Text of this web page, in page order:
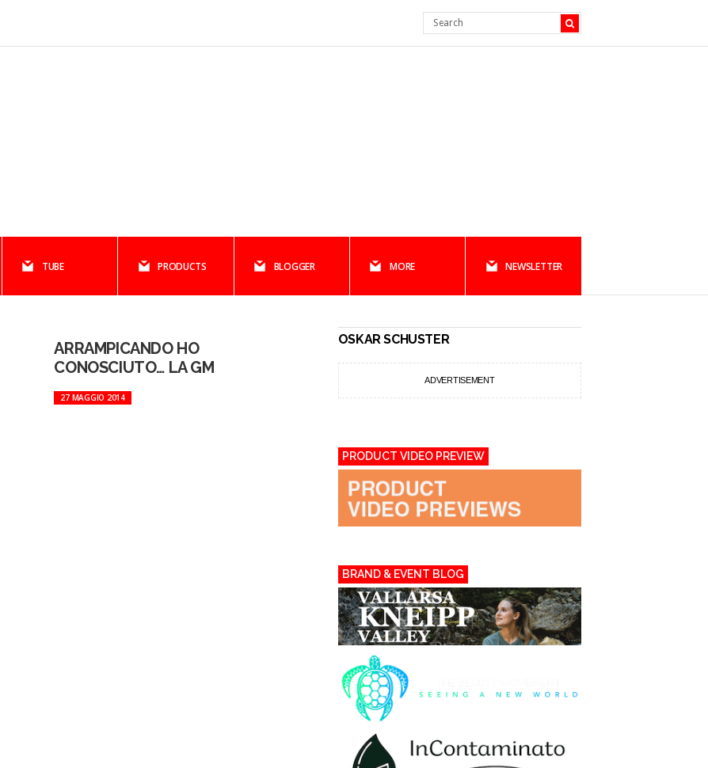
TUBE PRODUCTS BLOGGER MORE NEWSLETTER
ARRAMPICANDO HO
CONOSCIUTO… LA GM
27 MAGGIO 2014
OSKAR SCHUSTER
ADVERTISEMENT
PRODUCT VIDEO PREVIEW
BRAND & EVENT BLOG